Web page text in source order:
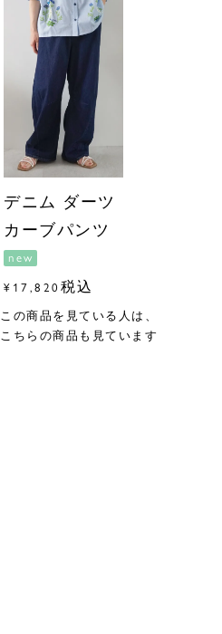
デニム ダーツ
カーブパンツ
new
¥ 17,820 税込
この商品を見ている人は、
こちらの商品も見ています